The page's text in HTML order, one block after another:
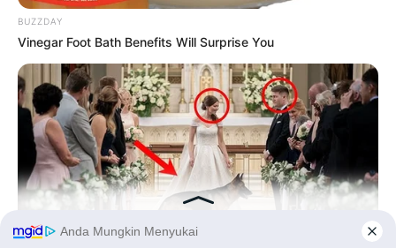
PRIVACY POLICY DISCLAIMER HUBUNGI KAMI IKLAN
BUZZDAY
Vinegar Foot Bath Benefits Will Surprise You